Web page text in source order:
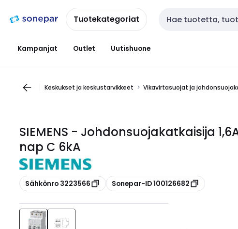
navigointiinsisältöönTuotekategoriat Haku
Kampanjat Outlet Uutishuone
Keskukset ja keskustarvikkeet Vikavirtasuojat ja
SIEMENS - Johdonsuojakatkaisija
nap C 6kA
Kopioi
Sähkönro 3223566 Kopioi
Sonepar-ID 100126682